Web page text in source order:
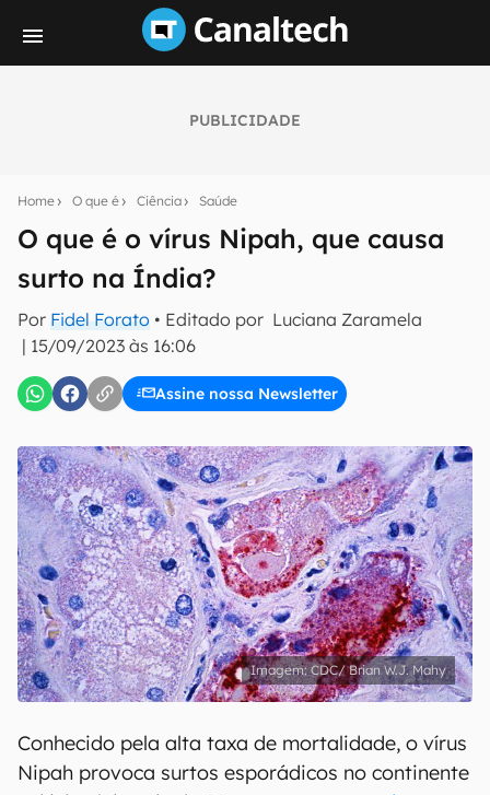
PUBLICIDADE
Home O que é Ciência Saúde
O que é o vírus Nipah, que causa
surto na Índia?
Por Fidel Forato • Editado por Luciana Zaramela
| 15/09/2023 às 16:06
Assine nossa Newsletter
notícias e reviews sobre tecnologia em primeira
E-mail
Uso e Política de Privacidade do Canaltech.
CDC/ Brian W.J. Mahy
Conhecido pela alta taxa de mortalidade, o vírus
Nipah provoca surtos esporádicos no continente